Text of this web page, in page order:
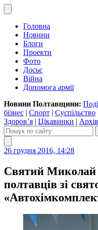
Головна
Новини
Блоги
Проекти
Фото
Досьє
Війна
Допомога армії
Новини Полтавщини:
бізнес | Спорт | Суспільство
Здоров’я | Цікавинки | Архів
26 грудня 2016, 14:28
Святий Миколай
полтавців зі